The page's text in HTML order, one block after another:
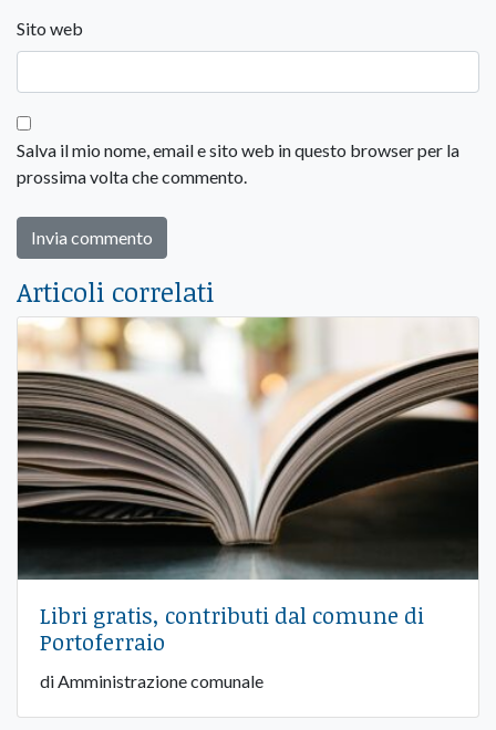
Sito web
Salva il mio nome, email e sito web in questo browser per la
prossima volta che commento.
Articoli correlati
Libri gratis, contributi dal comune di
Portoferraio
di Amministrazione comunale